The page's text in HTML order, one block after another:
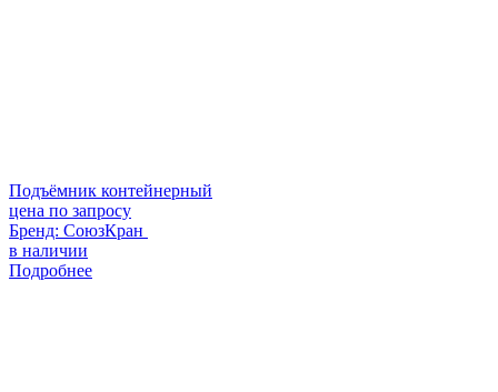
Подъёмник контейнерный
цена по запросу
Бренд: СоюзКран
в наличии
Подробнее